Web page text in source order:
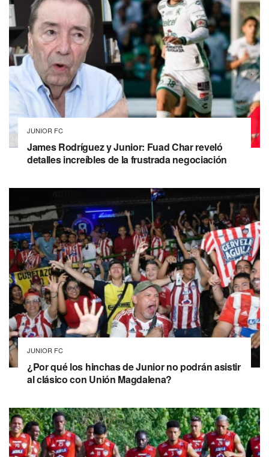
JUNIOR FC
James Rodríguez y Junior: Fuad Char reveló
detalles increíbles de la frustrada negociación
JUNIOR FC
¿Por qué los hinchas de Junior no podrán asistir
al clásico con Unión Magdalena?